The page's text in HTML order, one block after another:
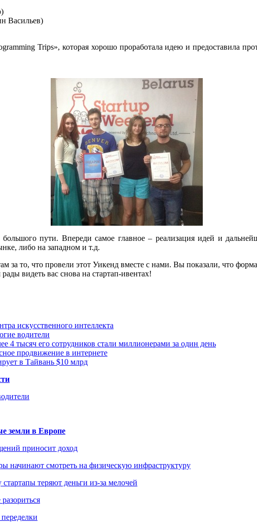
Васильев)
Trips», которая хорошо проработала идею и предоставила
пути. Впереди самое главное – реализация идей и
либо на западном и т.д.
за то, что провели этот Уикенд вместе с нами. Вы показали, что
видеть вас снова на стартап-ивентах!
искусственного интеллекта
водители
тысяч его сотрудников стали миллионерами за один день
продвижение в интернете
в Тайвань $10 млрд
земли в Европе
приносит доход
начинают смотреть на физическую инфраструктуру
теряют деньги из-за мелочей